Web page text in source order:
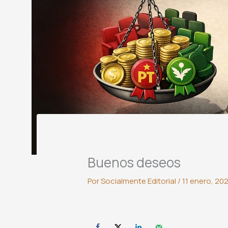
Buenos deseos
PorSocialmente Editorial /11 enero,